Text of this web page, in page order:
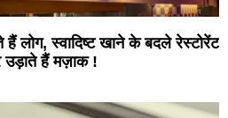
लोग, स्वादिष्ट खाने के बदले रेस्टोरेंट
हैं मज़ाक !